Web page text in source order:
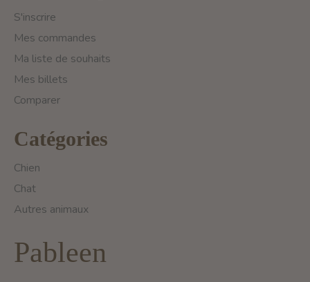
S'inscrire
Mes commandes
Ma liste de souhaits
Mes billets
Comparer
Catégories
Chien
Chat
Autres animaux
Pableen